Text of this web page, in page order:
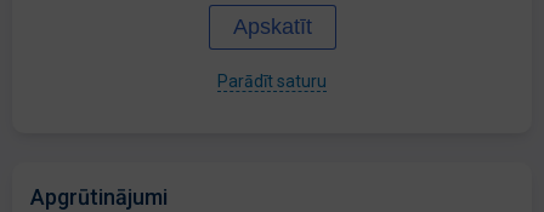
Apskatīt
Parādīt saturu
Apgrūtinājumi